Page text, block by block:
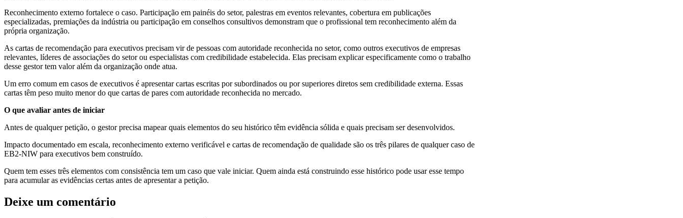
Reconhecimento externo fortalece o caso. Participação em painéis do setor, palestras em eventos relevantes, cobertura em publicações
especializadas, premiações da indústria ou participação em conselhos consultivos demonstram que o profissional tem reconhecimento além da
própria organização.
As cartas de recomendação para executivos precisam vir de pessoas com autoridade reconhecida no setor, como outros executivos de empresas
relevantes, líderes de associações do setor ou especialistas com credibilidade estabelecida. Elas precisam explicar especificamente como o trabalho
desse gestor tem valor além da organização onde atua.
Um erro comum em casos de executivos é apresentar cartas escritas por subordinados ou por superiores diretos sem credibilidade externa. Essas
cartas têm peso muito menor do que cartas de pares com autoridade reconhecida no mercado.
O que avaliar antes de iniciar
Antes de qualquer petição, o gestor precisa mapear quais elementos do seu histórico têm evidência sólida e quais precisam ser desenvolvidos.
Impacto documentado em escala, reconhecimento externo verificável e cartas de recomendação de qualidade são os três pilares de qualquer caso de
EB2-NIW para executivos bem construído.
Quem tem esses três elementos com consistência tem um caso que vale iniciar. Quem ainda está construindo esse histórico pode usar esse tempo
para acumular as evidências certas antes de apresentar a petição.
Deixe um comentário